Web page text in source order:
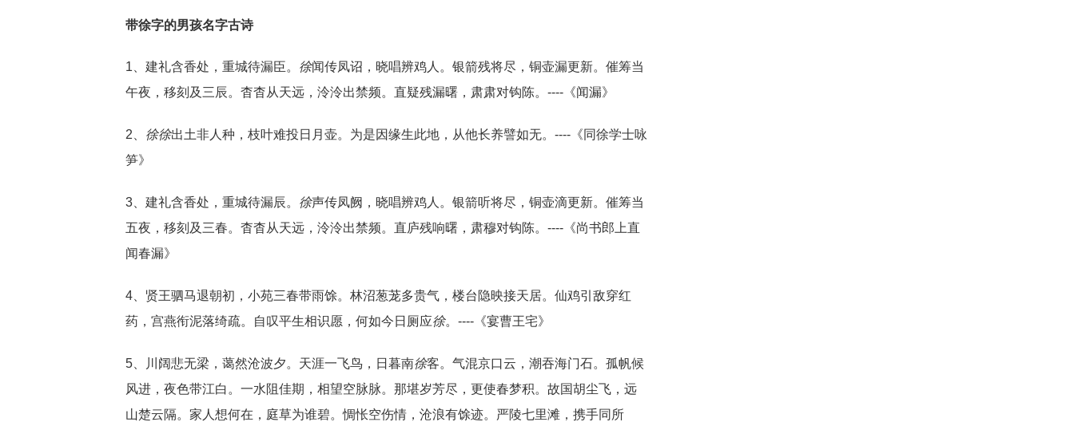
带徐字的男孩名字古诗
1、建礼含香处，重城待漏臣。 徐闻传凤诏，晓唱辨鸡人。银箭残将尽，铜壶漏更新。催筹当
午夜，移刻及三辰。杳杳从天远，泠泠出禁频。直疑残漏曙，肃肃对钩陈。----《闻漏》
2、 徐徐出土非人种，枝叶难投日月壶。为是因缘生此地，从他长养譬如无。----《同徐学士咏
笋》
3、建礼含香处，重城待漏辰。 徐声传凤阙，晓唱辨鸡人。银箭听将尽，铜壶滴更新。催筹当
五夜，移刻及三春。杳杳从天远，泠泠出禁频。直庐残响曙，肃穆对钩陈。----《尚书郎上直
闻春漏》
4、贤王驷马退朝初，小苑三春带雨馀。林沼葱茏多贵气，楼台隐映接天居。仙鸡引敌穿红
药，宫燕衔泥落绮疏。自叹平生相识愿，何如今日厕应徐。----《宴曹王宅》
5、川阔悲无梁，蔼然沧波夕。天涯一飞鸟，日暮南徐客。气混京口云，潮吞海门石。孤帆候
风进，夜色带江白。一水阻佳期，相望空脉脉。那堪岁芳尽，更使春梦积。故国胡尘飞，远
山楚云隔。家人想何在，庭草为谁碧。惆怅空伤情，沧浪有馀迹。严陵七里滩，携手同所